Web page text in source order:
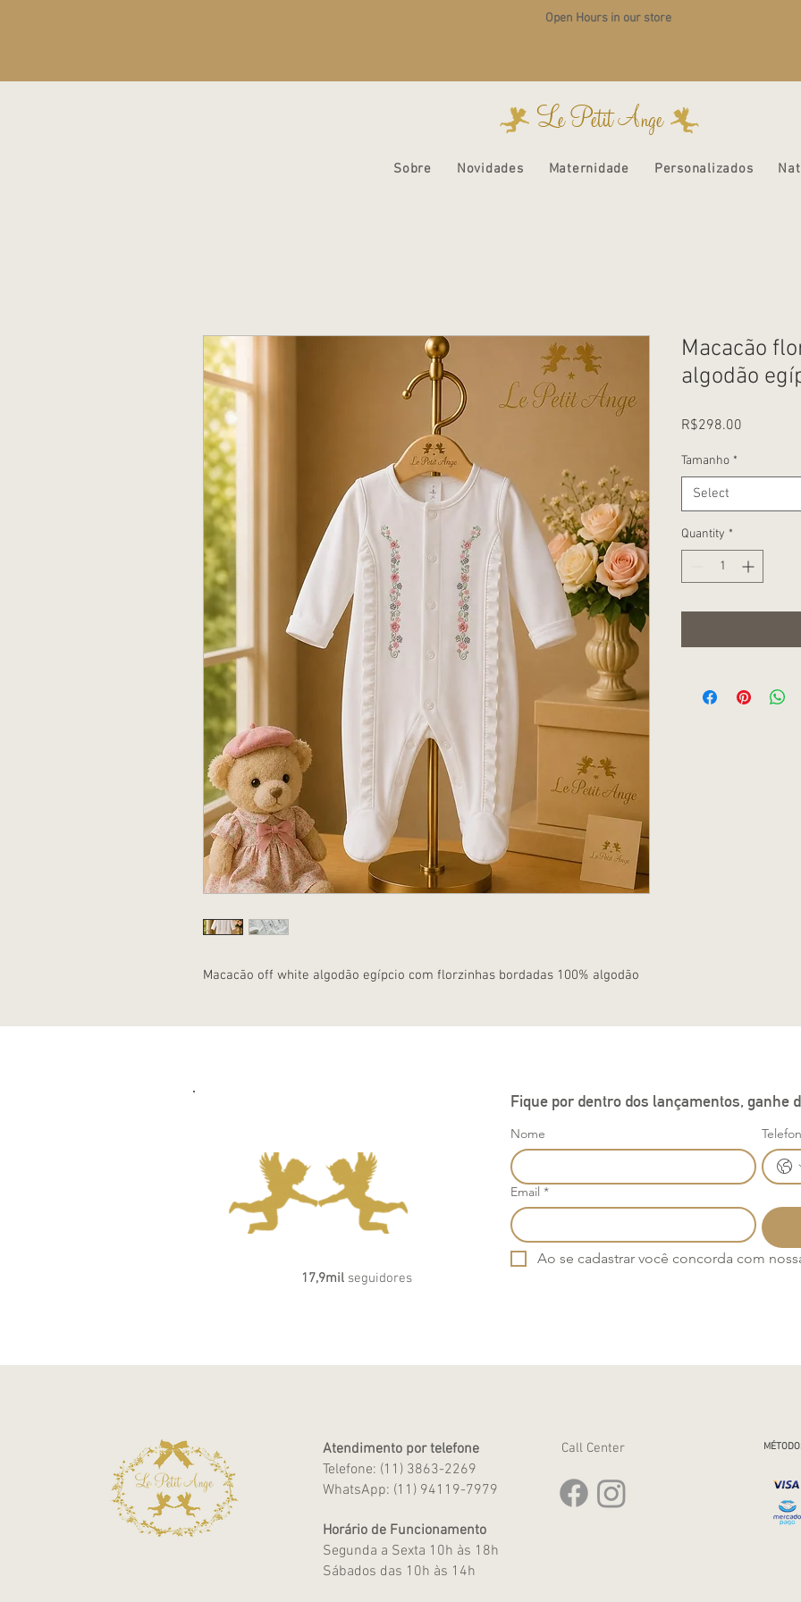
Open Hours in our store
Le Petit Ange
Sobre Novidades Maternidade Personalizados
Macacão off white algodão egípcio com florzinhas bordadas 100% algodão
Macacão
algodão
R$298.00
Tamanho *
Select
Quantity *
17,9mil seguidores
Fique por dentro dos lançamentos, ganhe
Nome
Email *
Ao se cadastrar você concorda com
Atendimento por telefone
Telefone: (11) 3863-2269
WhatsApp: (11) 94119-7979
Horário de Funcionamento
Segunda a Sexta 10h às 18h
Sábados das 10h às 14h
Call Center